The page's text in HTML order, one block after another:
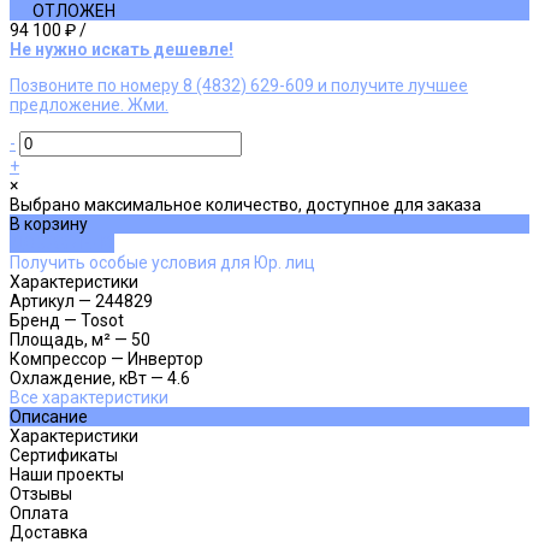
ОТЛОЖЕН
94 100 ₽/
Не нужно искать дешевле!
Позвоните по номеру 8 (4832) 629-609 и получите лучшее
предложение. Жми.
-
+
×
Выбрано максимальное количество, доступное для заказа
В корзину
Получить особые условия для Юр. лиц
Характеристики
Артикул — 244829
Бренд — Tosot
Площадь, м² — 50
Компрессор — Инвертор
Охлаждение, кВт — 4.6
Все характеристики
Описание
Характеристики
Сертификаты
Наши проекты
Отзывы
Оплата
Доставка